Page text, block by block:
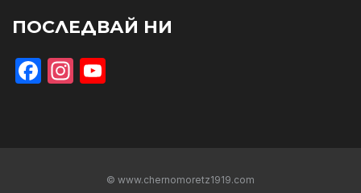
ПОСЛЕДВАЙ НИ
Facebook
Instagram
© www.chernomoretz1919.com